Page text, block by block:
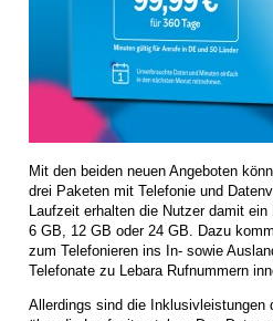
Mit den beiden neuen Angeboten
drei Paketen mit Telefonie und
Laufzeit erhalten die Nutzer damit
6 GB, 12 GB oder 24 GB. Dazu
zum Telefonieren ins In- sowie
Telefonate zu Lebara Rufnummern
Allerdings sind die Inklusivleistungen